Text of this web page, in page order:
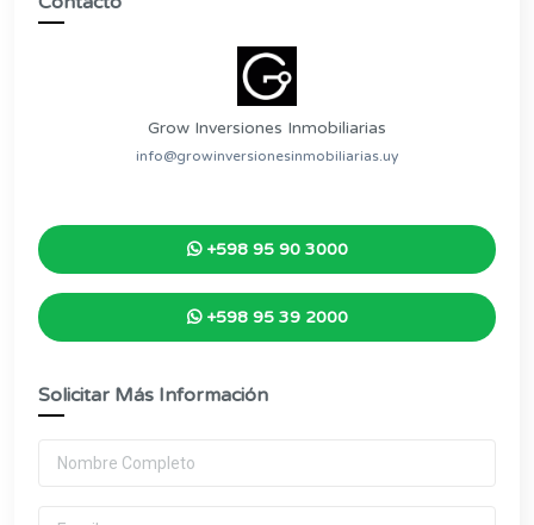
Grow Inversiones Inmobiliarias
info@growinversionesinmobiliarias.uy
+598 95 90 3000
+598 95 39 2000
Solicitar Más Información